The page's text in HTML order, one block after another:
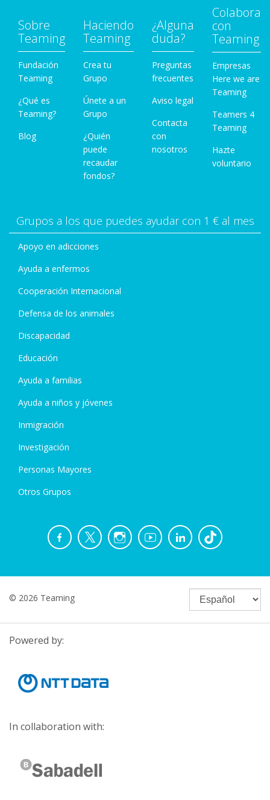
Sobre
Teaming
Fundación
Teaming
¿Qué es
Teaming?
Blog
Haciendo
Teaming
Crea tu
Grupo
Únete a un
Grupo
¿Quién
puede
recaudar
fondos?
¿Alguna
duda?
Preguntas
frecuentes
Aviso legal
Contacta
con
nosotros
Colabora
con
Teaming
Empresas
Here we are
Teaming
Teamers 4
Teaming
Hazte
voluntario
Grupos a los que puedes ayudar con 1 € al mes
Apoyo en adicciones
Ayuda a enfermos
Cooperación Internacional
Defensa de los animales
Discapacidad
Educación
Ayuda a familias
Ayuda a niños y jóvenes
Inmigración
Investigación
Personas Mayores
Otros Grupos
© 2026 Teaming
Powered by:
In collaboration with: